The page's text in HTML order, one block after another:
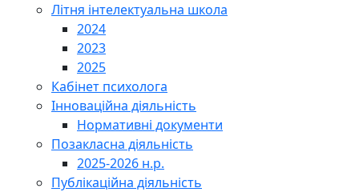
Літня інтелектуальна школа
2024
2023
2025
Кабінет психолога
Інноваційна діяльність
Нормативні документи
Позакласна діяльність
2025-2026 н.р.
Публікаційна діяльність